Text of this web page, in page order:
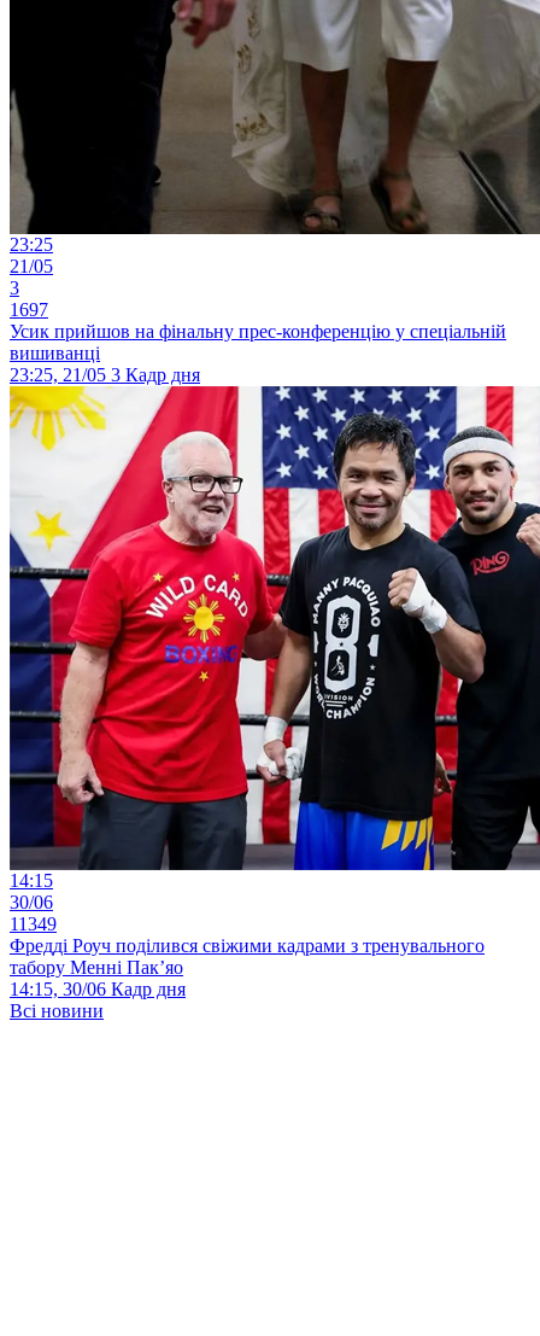
23:25
21/05
3
1697
Усик прийшов на фінальну прес-конференцію у спеціальній
вишиванці
23:25, 21/05 3 Кадр дня
14:15
30/06
11349
Фредді Роуч поділився свіжими кадрами з тренувального
табору Менні Пак’яо
14:15, 30/06 Кадр дня
Всі новини